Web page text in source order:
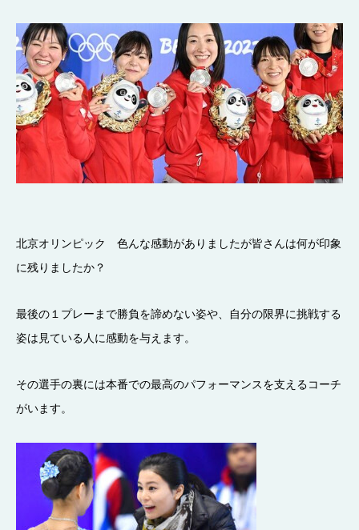
北京オリンピック 色んな感動がありましたが皆さんは何が印象
に残りましたか？
最後の１プレーまで勝負を諦めない姿や、自分の限界に挑戦する
姿は見ている人に感動を与えます。
その選手の裏には本番での最高のパフォーマンスを支えるコーチ
がいます。